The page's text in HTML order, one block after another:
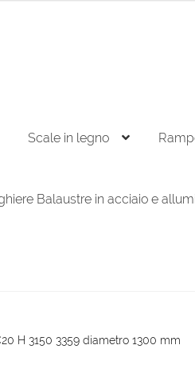
Scale in legno
Balaustre in acciaio e
H 3150 3359 diametro 1300 mm